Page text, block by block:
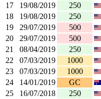
17
19/08/2019 250
18
19/08/2019 250
19
29/07/2019 500
20
29/07/2019 500
21
08/04/2019 250
22
07/03/2019 1000
23
07/03/2019 1000
24
14/01/2019 GC
25
16/07/2018 250